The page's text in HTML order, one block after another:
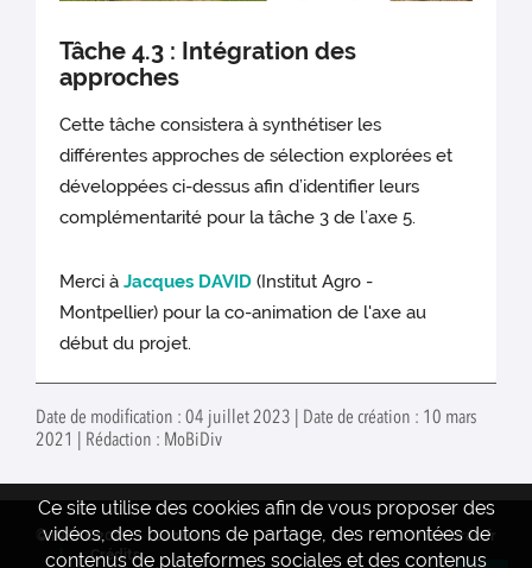
Tâche 4.3 : Intégration des
approches
Cette tâche consistera à synthétiser les
différentes approches de sélection explorées et
développées ci-dessus afin d’identifier leurs
complémentarité pour la tâche 3 de l’axe 5.
Merci àJacques DAVID (Institut Agro -
Montpellier) pour la co-animation de l'axe au
début du projet.
Date de modification : 04 juillet 2023 | Date de création : 10 mars
2021 | Rédaction : MoBiDiv
Ce site utilise des cookies afin de vous proposer des
vidéos, des boutons de partage, des remontées de
contenus de plateformes sociales et des contenus
© INRAE 2022
Contact
Crédits
www.inrae.fr